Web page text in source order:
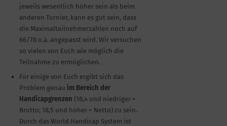
jeweils wesentlich höher sein als beim
anderen Turnier, kann es gut sein, dass
die Maximalteilnehmerzahlen noch auf
66/78 o.ä. angepasst wird. Wir versuchen
so vielen von Euch wie möglich die
Teilnahme zu ermöglichen.
Für einige von Euch ergibt sich das
Problem genau im Bereich der
Handicapgrenzen (18,4 und niedriger =
Brutto; 18,5 und höher = Netto) zu sein.
Durch das World Handicap System ist